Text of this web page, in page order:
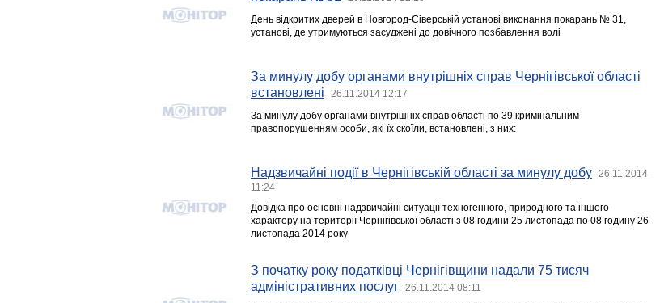
День відкритих дверей в Новгород-Сіверській установі виконання покарань № 31,
установі, де утримуються засуджені до довічного позбавлення волі
За минулу добу органами внутрішніх справ Чернігівської області
встановлені
26.11.2014 12:17
За минулу добу органами внутрішніх справ області по 39 кримінальним
правопорушенням особи, які їх скоїли, встановлені, з них:
Надзвичайні події в Чернігівській області за минулу добу
26.11.2014
11:24
Довідка про основні надзвичайні ситуації техногенного, природного та іншого
характеру на території Чернігівської області з 08 години 25 листопада по 08 годину 26
листопада 2014 року
З початку року податківці Чернігівщини надали 75 тисяч
адміністративних послуг
26.11.2014 08:11